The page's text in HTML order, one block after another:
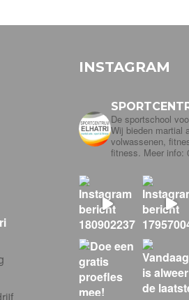
INSTAGRAM
De sportschool
Wij bieden martial
volwassenen,
fitness. Meer info: